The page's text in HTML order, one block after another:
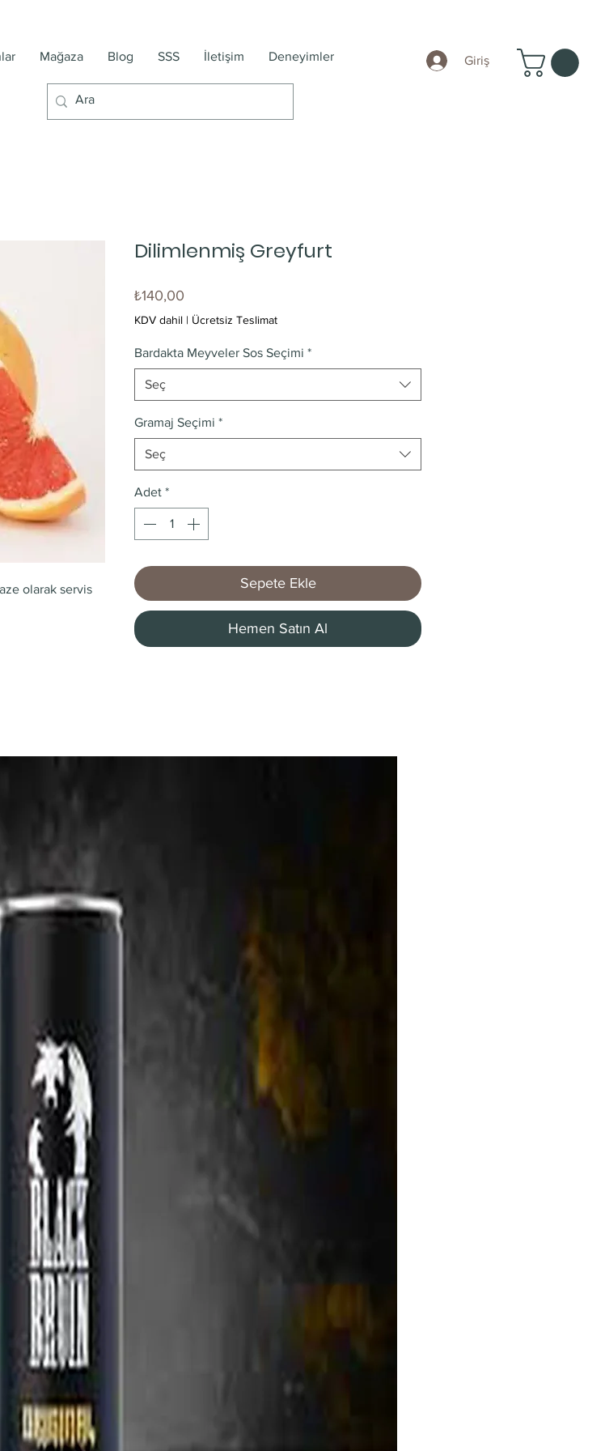
Mağaza Blog SSS İletişim Deneyimler Giriş
olarak servis
Dilimlenmiş Greyfurt
₺140,00
KDV dahil | Ücretsiz Teslimat
Bardakta Meyveler Sos Seçimi *
Seç
Gramaj Seçimi *
Seç
Adet *
Sepete Ekle
Hemen Satın Al